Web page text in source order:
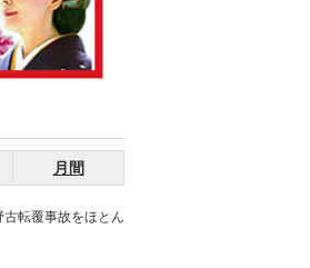
月間
古転覆事故をほとん